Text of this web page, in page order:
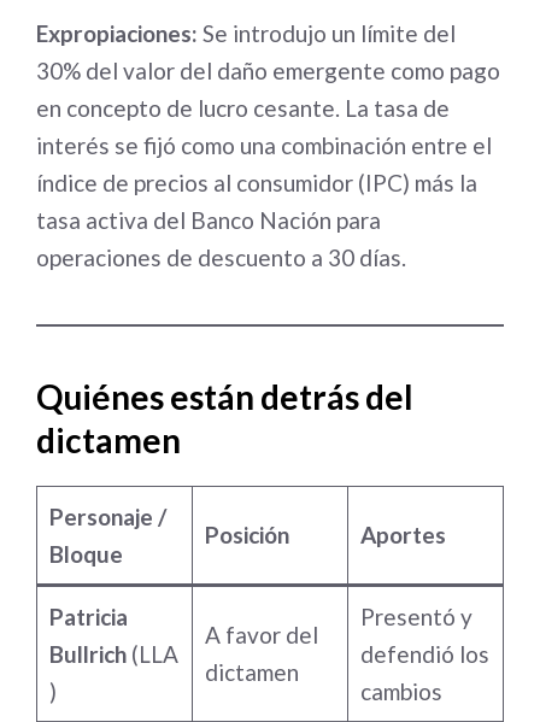
Expropiaciones: Se introdujo un límite del
30% del valor del daño emergente como pago
en concepto de lucro cesante. La tasa de
interés se fijó como una combinación entre el
índice de precios al consumidor (IPC) más la
tasa activa del Banco Nación para
operaciones de descuento a 30 días.
Quiénes están detrás del
dictamen
Personaje /
Bloque
Posición Aportes
Patricia
Bullrich(LLA
)
A favor del
dictamen
Presentó y
defendió los
cambios